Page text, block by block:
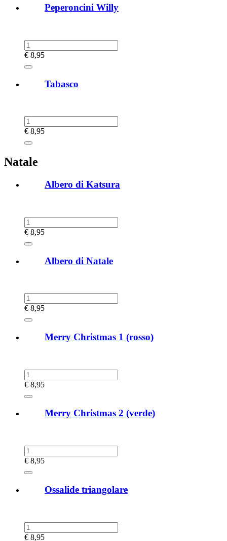
Peperoncini Willy
€ 8,95
Tabasco
€ 8,95
Natale
Albero di Katsura
€ 8,95
Albero di Natale
€ 8,95
Merry Christmas 1 (rosso)
€ 8,95
Merry Christmas 2 (verde)
€ 8,95
Ossalide triangolare
€ 8,95